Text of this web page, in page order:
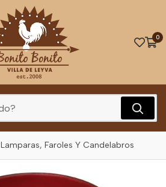
0
Lamparas, Faroles Y Candelabros